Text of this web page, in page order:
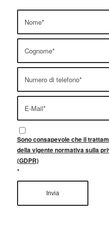
Sono consapevole che il
della vigente normativa sulla
(GDPR)
*